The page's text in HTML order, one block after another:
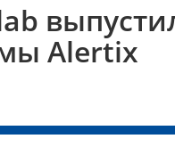
Alertix